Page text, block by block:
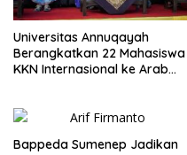
Universitas Annuqayah
Berangkatkan 22 Mahasiswa
KKN Internasional ke Arab
Bappeda Sumenep Jadikan